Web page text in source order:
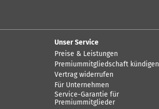
Unser Service
Preise & Leistungen
Premiummitgliedschaft kündigen
Vertrag widerrufen
Für Unternehmen
Service-Garantie für
Premiummitglieder